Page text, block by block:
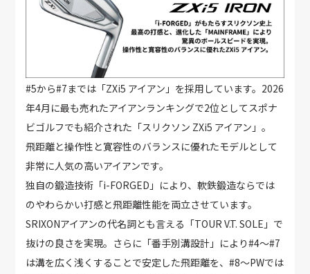
#5から#7までは「ZXi5 アイアン」を採用しています。2026
年4月に最も売れたアイアンランキングで2位としてスポナ
ビゴルフでも紹介された「スリクソン ZXi5 アイアン」。
飛距離と操作性と寛容性のバランスに優れたモデルとして
非常に人気の高いアイアンです。
独自の鍛造技術「i-FORGED」により、軟鉄鍛造ならでは
のやわらかい打感と飛距離性能を両立させています。
SRIXONアイアンの代名詞とも言える「TOUR V.T. SOLE」で
抜けの良さを実現。さらに「番手別溝設計」により#4〜#7
は溝を広く浅くすることで安定した飛距離を、#8〜PWでは